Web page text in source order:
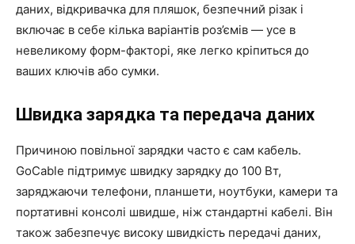
даних, відкривачка для пляшок, безпечний різак і
включає в себе кілька варіантів роз’ємів — усе в
невеликому форм-факторі, яке легко кріпиться до
ваших ключів або сумки.
Швидка зарядка та передача даних
Причиною повільної зарядки часто є сам кабель.
GoCable підтримує швидку зарядку до 100 Вт,
заряджаючи телефони, планшети, ноутбуки, камери та
портативні консолі швидше, ніж стандартні кабелі. Він
також забезпечує високу швидкість передачі даних,